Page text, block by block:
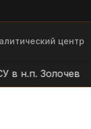
центр
Золочев